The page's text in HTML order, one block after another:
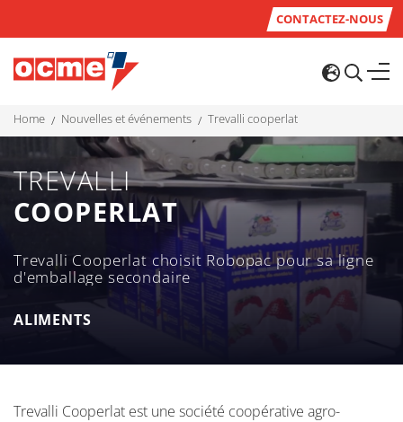
CONTACTEZ-NOUS
home nouvelles et événements trevalli cooperlat
TREVALLI
COOPERLAT
Trevalli Cooperlat choisit Robopac pour sa ligne
d'emballage secondaire
ALIMENTS
Trevalli Cooperlat est une société coopérative agro-